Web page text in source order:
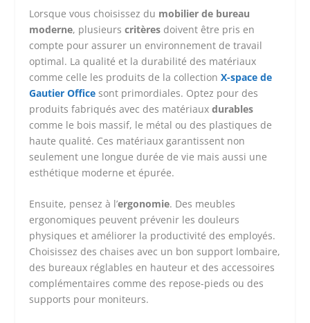
Lorsque vous choisissez du mobilier de bureau
moderne, plusieurscritères doivent être pris en
compte pour assurer un environnement de travail
optimal. La qualité et la durabilité des matériaux
comme celle les produits de la collectionX-space de
Gautier Office sont primordiales. Optez pour des
produits fabriqués avec des matériauxdurables
comme le bois massif, le métal ou des plastiques de
haute qualité. Ces matériaux garantissent non
seulement une longue durée de vie mais aussi une
esthétique moderne et épurée.
Ensuite, pensez à l’ergonomie. Des meubles
ergonomiques peuvent prévenir les douleurs
physiques et améliorer la productivité des employés.
Choisissez des chaises avec un bon support lombaire,
des bureaux réglables en hauteur et des accessoires
complémentaires comme des repose-pieds ou des
supports pour moniteurs.